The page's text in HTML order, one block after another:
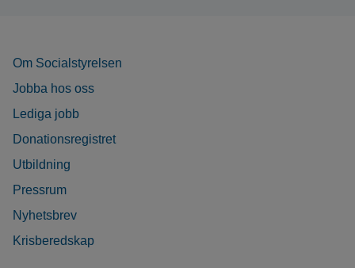
Om Socialstyrelsen
Jobba hos oss
Lediga jobb
Donationsregistret
Utbildning
Pressrum
Nyhetsbrev
Krisberedskap